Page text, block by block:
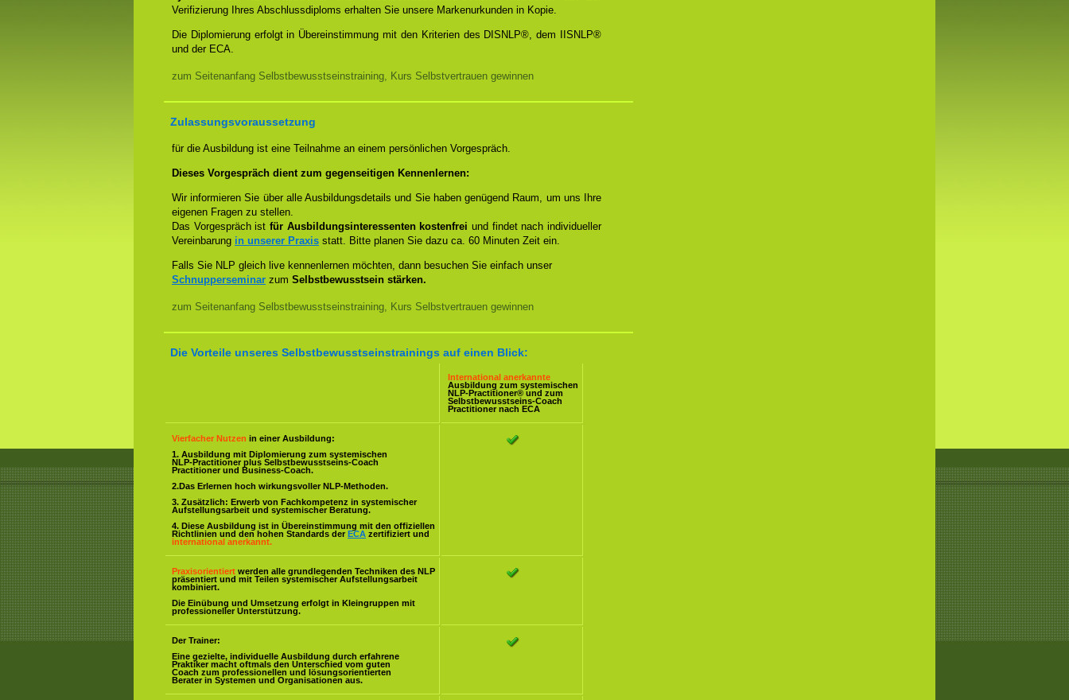
Verifizierung Ihres Abschlussdiploms erhalten Sie unsere Markenurkunden in Kopie.
Die Diplomierung erfolgt in Übereinstimmung mit den Kriterien des DISNLP®, dem IISNLP®
und der ECA.
zum Seitenanfang Selbstbewusstseinstraining, Kurs Selbstvertrauen gewinnen
Zulassungsvoraussetzung
für die Ausbildung ist eine Teilnahme an einem persönlichen Vorgespräch.
Dieses Vorgespräch dient zum gegenseitigen Kennenlernen:
Wir informieren Sie über alle Ausbildungsdetails und Sie haben genügend Raum, um uns Ihre
eigenen Fragen zu stellen.
Das Vorgespräch ist für Ausbildungsinteressenten kostenfrei und findet nach individueller
Vereinbarung in unserer Praxis statt. Bitte planen Sie dazu ca. 60 Minuten Zeit ein.
Falls Sie NLP gleich live kennenlernen möchten, dann besuchen Sie einfach unser
Schnupperseminar zum Selbstbewusstsein stärken.
zum Seitenanfang Selbstbewusstseinstraining, Kurs Selbstvertrauen gewinnen
Die Vorteile unseres Selbstbewusstseinstrainings auf einen Blick:
International anerkannte
Ausbildung zum systemischen
NLP-Practitioner® und zum
Selbstbewusstseins-Coach
Practitioner nach ECA
Vierfacher Nutzen in einer Ausbildung:
1. Ausbildung mit Diplomierung zum systemischen
NLP-Practitioner plus Selbstbewusstseins-Coach
Practitioner und Business-Coach.
2.Das Erlernen hoch wirkungsvoller NLP-Methoden.
3. Zusätzlich: Erwerb von Fachkompetenz in systemischer
Aufstellungsarbeit und systemischer Beratung.
4. Diese Ausbildung ist in Übereinstimmung mit den offiziellen
Richtlinien und den hohen Standards der ECA zertifiziert und
international anerkannt.
Praxisorientiert werden alle grundlegenden Techniken des NLP
präsentiert und mit Teilen systemischer Aufstellungsarbeit
kombiniert.
Die Einübung und Umsetzung erfolgt in Kleingruppen mit
professioneller Unterstützung.
Der Trainer:
Eine gezielte, individuelle Ausbildung durch erfahrene
Praktiker macht oftmals den Unterschied vom guten
Coach zum professionellen und lösungsorientierten
Berater in Systemen und Organisationen aus.